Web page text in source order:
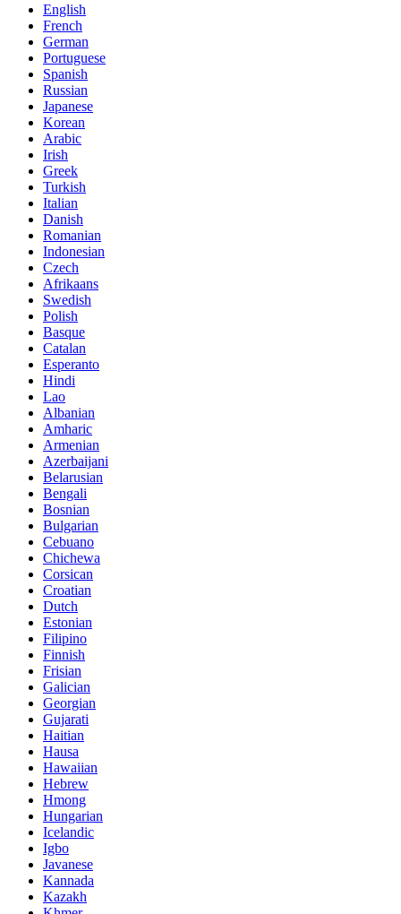
English
French
German
Portuguese
Spanish
Russian
Japanese
Korean
Arabic
Irish
Greek
Turkish
Italian
Danish
Romanian
Indonesian
Czech
Afrikaans
Swedish
Polish
Basque
Catalan
Esperanto
Hindi
Lao
Albanian
Amharic
Armenian
Azerbaijani
Belarusian
Bengali
Bosnian
Bulgarian
Cebuano
Chichewa
Corsican
Croatian
Dutch
Estonian
Filipino
Finnish
Frisian
Galician
Georgian
Gujarati
Haitian
Hausa
Hawaiian
Hebrew
Hmong
Hungarian
Icelandic
Igbo
Javanese
Kannada
Kazakh